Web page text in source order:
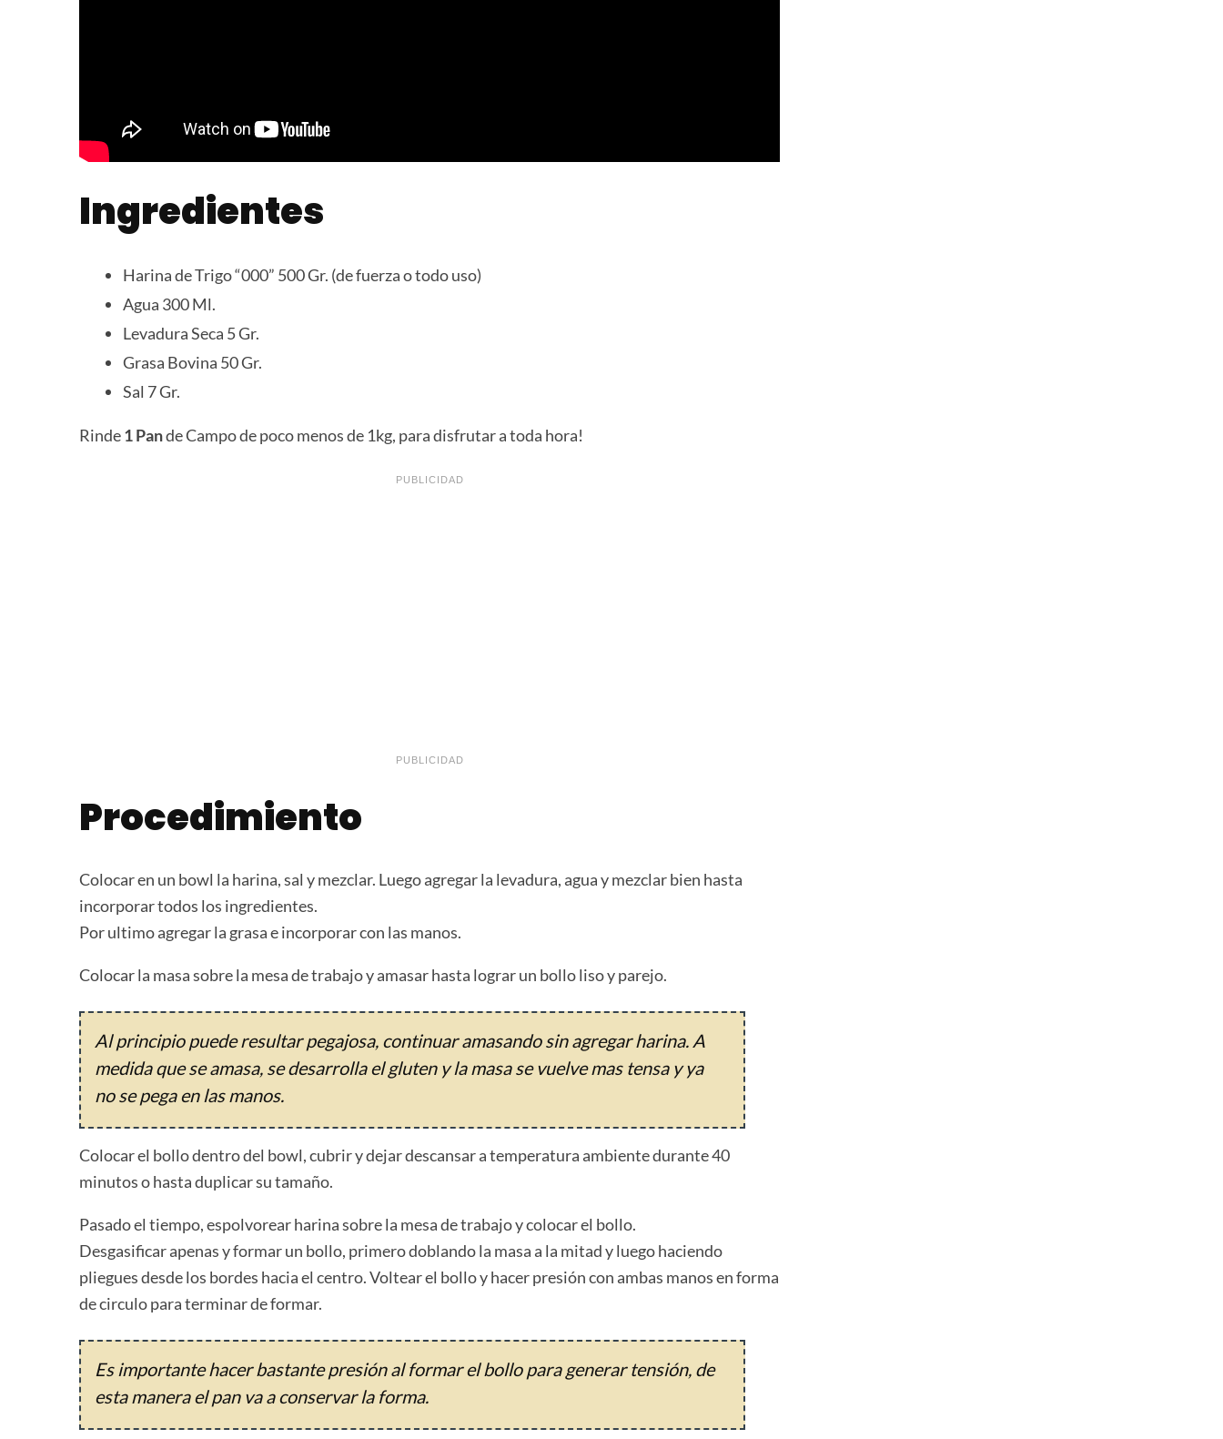
Ingredientes
Harina de Trigo “000” 500 Gr. (de fuerza o todo uso)
Agua 300 Ml.
Levadura Seca 5 Gr.
Grasa Bovina 50 Gr.
Sal 7 Gr.
Rinde1 Pande Campo de poco menos de 1kg, para disfrutar a toda hora!
PUBLICIDAD
PUBLICIDAD
Procedimiento
Colocar en un bowl la harina, sal y mezclar. Luego agregar la levadura, agua y mezclar bien hasta
incorporar todos los ingredientes.
Por ultimo agregar la grasa e incorporar con las manos.
Colocar la masa sobre la mesa de trabajo y amasar hasta lograr un bollo liso y parejo.
Al principio puede resultar pegajosa, continuar amasando sin agregar harina. A
medida que se amasa, se desarrolla el gluten y la masa se vuelve mas tensa y ya
no se pega en las manos.
Colocar el bollo dentro del bowl, cubrir y dejar descansar a temperatura ambiente durante 40
minutos o hasta duplicar su tamaño.
Pasado el tiempo, espolvorear harina sobre la mesa de trabajo y colocar el bollo.
Desgasificar apenas y formar un bollo, primero doblando la masa a la mitad y luego haciendo
pliegues desde los bordes hacia el centro. Voltear el bollo y hacer presión con ambas manos en forma
de circulo para terminar de formar.
Es importante hacer bastante presión al formar el bollo para generar tensión, de
esta manera el pan va a conservar la forma.